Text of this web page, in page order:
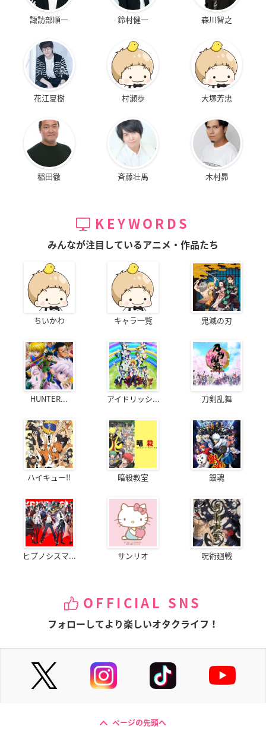
諏訪部順一 鈴村健一 森川智之
花江夏樹 村瀬歩 大塚芳忠
稲田徹 斉藤壮馬 木村昴
KEYWORDS
みんなが注目しているアニメ・作品たち
ちいかわ キャラ一覧 鬼滅の刃
HUNTER... アイドリッシ... 刀剣乱舞
ハイキュー!! 暗殺教室 銀魂
ヒプノシスマ... サンリオ 呪術廻戦
OFFICIAL SNS
フォローしてより楽しいオタクライフ！
ページの先頭へ